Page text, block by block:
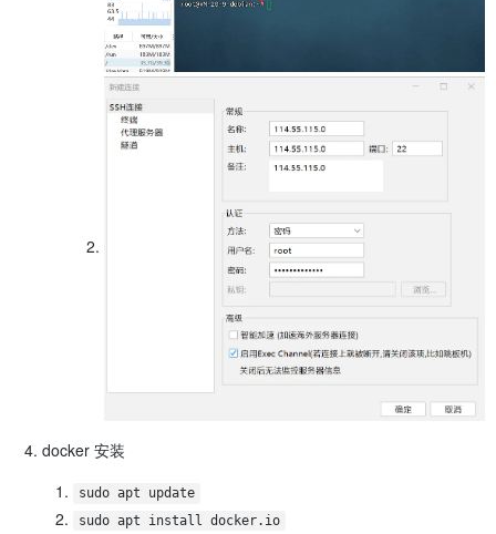
docker 安装
sudo apt update
sudo apt install docker.io